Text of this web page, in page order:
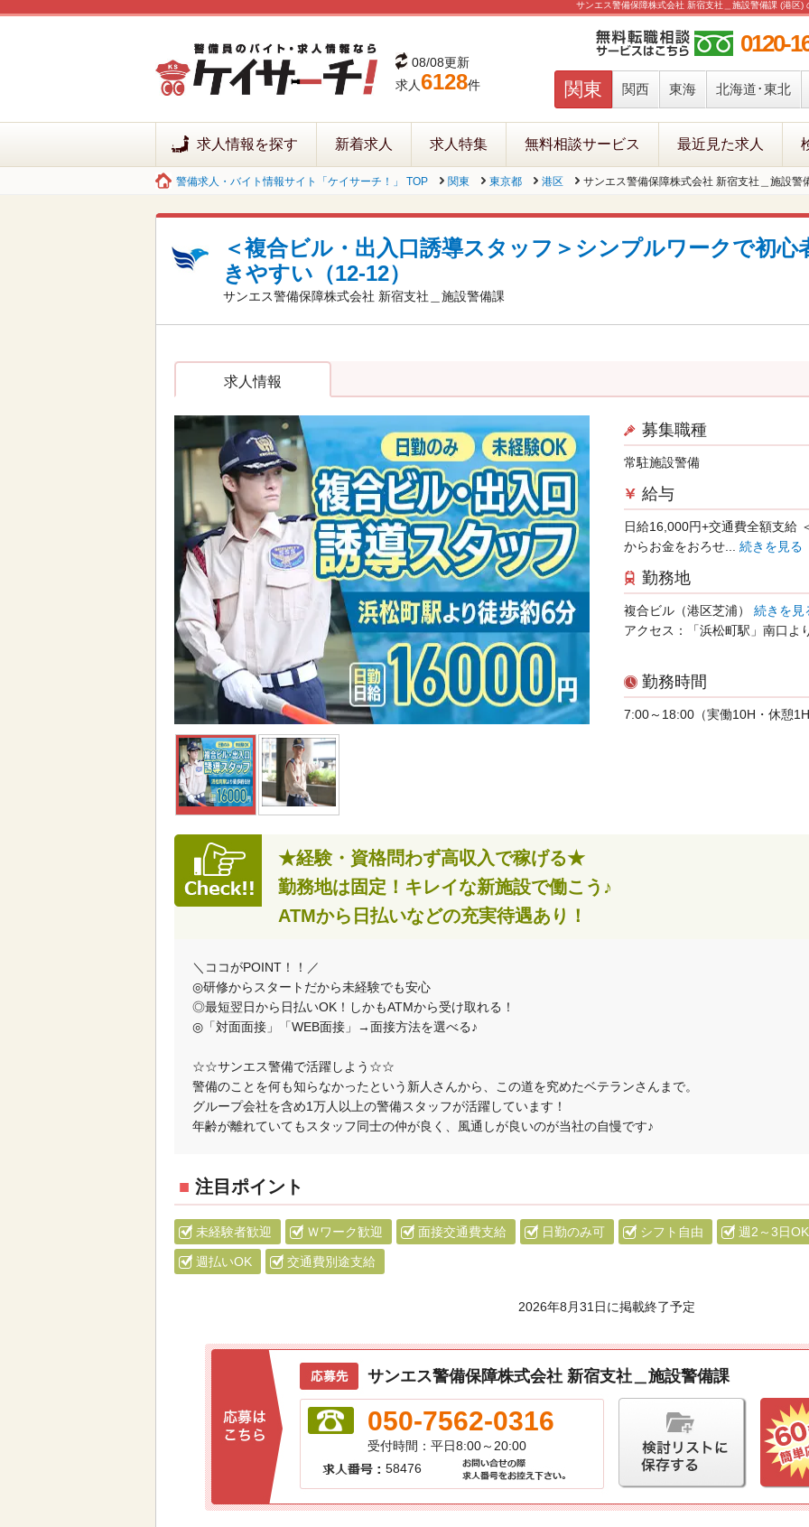
サンエス警備保障株式会社 新宿支社＿施設警備課 (港区
08/08更新
求人6128件
0120-
関東 関西 東海 北海道･東北
求人情報を探す 新着求人 求人特集 無料相談サービス 最近見た求人
警備求人・バイト情報サイト「ケイサーチ！」 TOP 関東 東京都 港区 サンエス警備保障株式会社 新宿支社＿施設警
＜複合ビル・出入口誘導スタッフ＞シンプルワークで初心
きやすい（12-12）
サンエス警備保障株式会社 新宿支社＿施設警備課
求人情報
募集職種
常駐施設警備
給与
日給16,000円+交通費全額支給
からお金をおろせ... 続きを見る
勤務地
複合ビル（港区芝浦） 続きを見
アクセス：「浜松町駅」南口よ
勤務時間
7:00～18:00（実働10H・休憩
★経験・資格問わず高収入で稼げる★
勤務地は固定！キレイな新施設で働こう♪
ATMから日払いなどの充実待遇あり！
＼ココがPOINT！！／
◎研修からスタートだから未経験でも安心
◎最短翌日から日払いOK！しかもATMから受け取れる！
◎「対面面接」「WEB面接」→面接方法を選べる♪
☆☆サンエス警備で活躍しよう☆☆
警備のことを何も知らなかったという新人さんから、この道を究めたベテランさんまで。
グループ会社を含め1万人以上の警備スタッフが活躍しています！
年齢が離れていてもスタッフ同士の仲が良く、風通しが良いのが当社の自慢です♪
■ 注目ポイント
未経験者歓迎 Ｗワーク歓迎 面接交通費支給 日勤のみ可 シフト自由 週2～3日OK
週払いOK 交通費別途支給
2026年8月31日に掲載終了予定
サンエス警備保障株式会社 新宿支社＿施設警備課
050-7562-0316
受付時間： 平日8:00～20:00
58476